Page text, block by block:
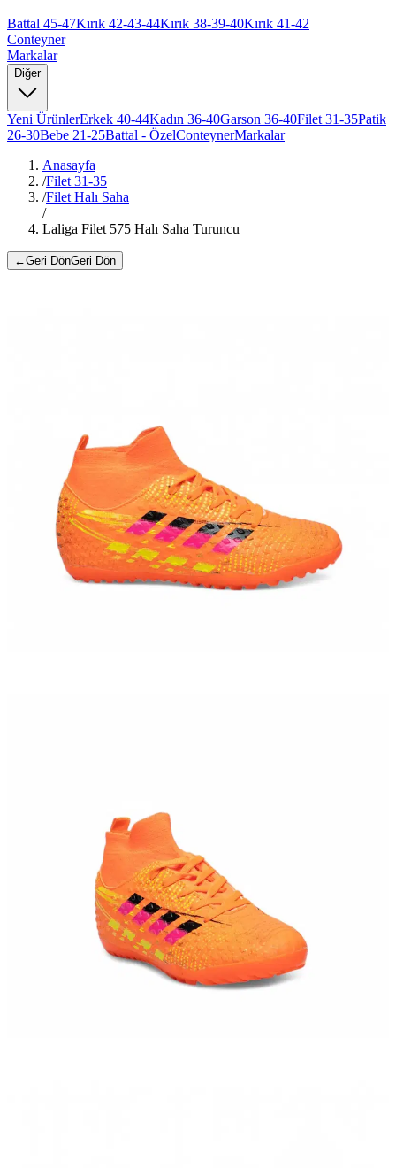
Battal 45-47Kırık 42-43-44Kırık 38-39-40Kırık 41-42
Conteyner
Markalar
Diğer
Yeni ÜrünlerErkek 40-44Kadın 36-40Garson 36-40Filet 31-35Patik
26-30Bebe 21-25Battal - ÖzelConteynerMarkalar
Anasayfa
/Filet 31-35
/Filet Halı Saha
/
Laliga Filet 575 Halı Saha Turuncu
←Geri DönGeri Dön